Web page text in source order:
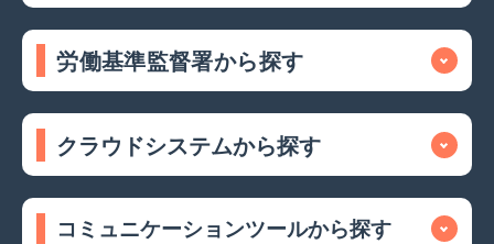
労働基準監督署から探す
クラウドシステムから探す
コミュニケーションツールから探す